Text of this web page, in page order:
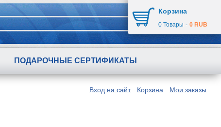
Корзина
0 Товары - 0 RUB
ПОДАРОЧНЫЕ СЕРТИФИКАТЫ
Вход на сайт Корзина Мои заказы